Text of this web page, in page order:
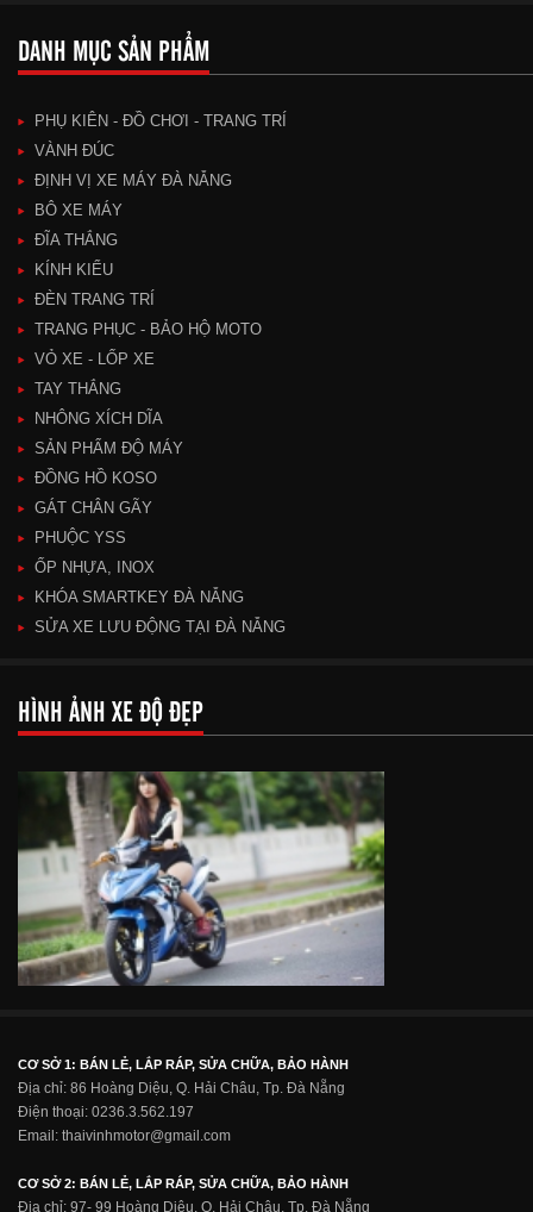
DANH MỤC SẢN PHẨM
PHỤ KIÊN - ĐỒ CHƠI - TRANG TRÍ
VÀNH ĐÚC
ĐỊNH VỊ XE MÁY ĐÀ NẴNG
BÔ XE MÁY
ĐĨA THẮNG
KÍNH KIỂU
ĐÈN TRANG TRÍ
TRANG PHỤC - BẢO HỘ MOTO
VỎ XE - LỐP XE
TAY THẮNG
NHÔNG XÍCH DĨA
SẢN PHẨM ĐỘ MÁY
ĐỒNG HỒ KOSO
GÁT CHÂN GÃY
PHUỘC YSS
ỐP NHỰA, INOX
KHÓA SMARTKEY ĐÀ NẴNG
SỬA XE LƯU ĐỘNG TẠI ĐÀ NẴNG
HÌNH ẢNH XE ĐỘ ĐẸP
CƠ SỞ 1: BÁN LẺ, LẮP RÁP, SỬA CHỮA, BẢO HÀNH
Địa chỉ: 86 Hoàng Diệu, Q. Hải Châu, Tp. Đà Nẵng
Điện thoại: 0236.3.562.197
Email: thaivinhmotor@gmail.com
CƠ SỞ 2: BÁN LẺ, LẮP RÁP, SỬA CHỮA, BẢO HÀNH
Địa chỉ: 97- 99 Hoàng Diệu, Q. Hải Châu, Tp. Đà Nẵng